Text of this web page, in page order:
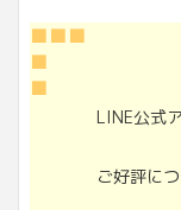
■■■
■
■
LINE公式
ご好評に